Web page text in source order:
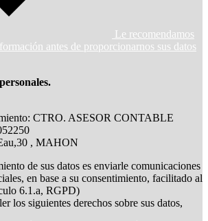
Le recomendamos
antes de proporcionarnos sus datos
CTRO. ASESOR CONTABLE
, MAHON
de sus datos es enviarle comunicaciones
en base a su consentimiento, facilitado al
6.1.a, RGPD)
los siguientes derechos sobre sus datos,